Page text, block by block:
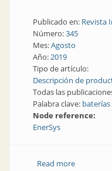
Publicado en: Revista
Número:345
Mes:Agosto
Año:2019
Tipo de artículo:
Descripción de
Todas las
Palabra clave: baterías
Node reference:
EnerSys
Read moreabout